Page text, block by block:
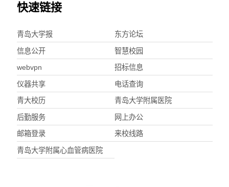
快速链接
青岛大学报 东方论坛
信息公开 智慧校园
webvpn 招标信息
仪器共享 电话查询
青大校历 青岛大学附属医院
后勤服务 网上办公
邮箱登录 来校线路
青岛大学附属心血管病医院